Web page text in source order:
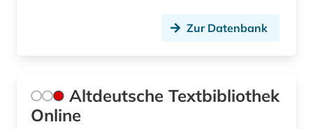
fernsehen (2)
fichte (2)
Zur Datenbank
Altdeutsche Textbibliothek
Online